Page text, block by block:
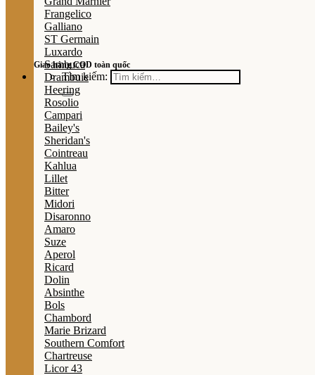
Giao hàng COD toàn quốc
Tìm kiếm:
Frangelico
Galliano
ST Germain
Luxardo
Sambuca
Drambuie
Heering
Rosolio
Campari
Bailey's
Sheridan's
Cointreau
Kahlua
Lillet
Bitter
Midori
Disaronno
Amaro
Suze
Aperol
Ricard
Dolin
Absinthe
Bols
Chambord
Marie Brizard
Southern Comfort
Chartreuse
Licor 43